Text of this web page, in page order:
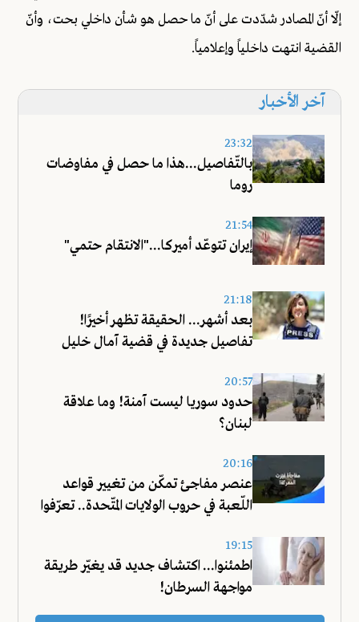
إلّا أنّ المصادر شدّدت على أنّ ما حصل هو شأن داخلي بحت، وأنّ
القضية انتهت داخلياً وإعلامياً.
آخر الأخبار
23:32
بالتّفاصيل...هذا ما حصل في مفاوضات
روما
21:54
إيران تتوعّد أميركا..."الانتقام حتمي"
21:18
بعد أشهر... الحقيقة تظهر أخيرًا!
تفاصيل جديدة في قضية آمال خليل
20:57
حدود سوريا ليست آمنة! وما علاقة
لبنان؟
20:16
عنصر مفاجئ تمكّن من تغيير قواعد
اللّعبة في حروب الولايات المتّحدة.. تعرّفوا
19:15
اطمئنوا... اكتشاف جديد قد يغيّر طريقة
مواجهة السرطان!